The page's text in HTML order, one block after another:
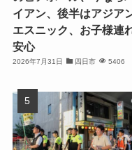
イアン、後半はアジア
エスニック、お子様連
安心
2026年7月31日 四日市 5406